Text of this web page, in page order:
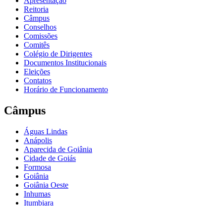
Reitoria
Câmpus
Conselhos
Comissões
Comitês
Colégio de Dirigentes
Documentos Institucionais
Eleições
Contatos
Horário de Funcionamento
Câmpus
Águas Lindas
Anápolis
Aparecida de Goiânia
Cidade de Goiás
Formosa
Goiânia
Goiânia Oeste
Inhumas
Itumbiara